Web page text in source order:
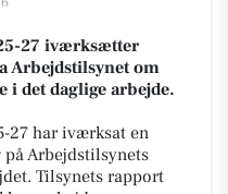
27 iværksætter
Arbejdstilsynet om
i det daglige arbejde.
27 har iværksat en
Arbejdstilsynets
Tilsynets rapport